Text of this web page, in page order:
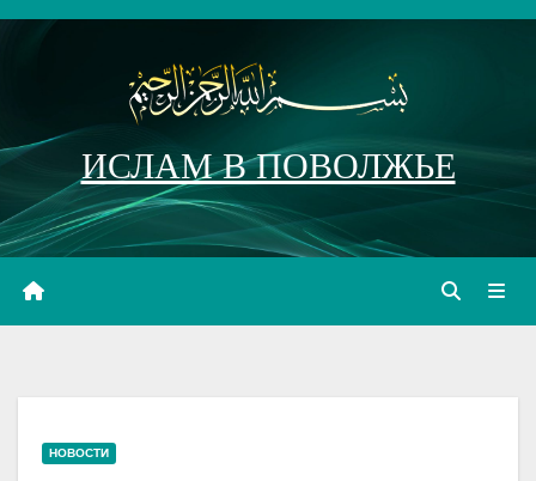
Перейти
ИСЛАМ В ПОВОЛЖЬЕ
НОВОСТИ